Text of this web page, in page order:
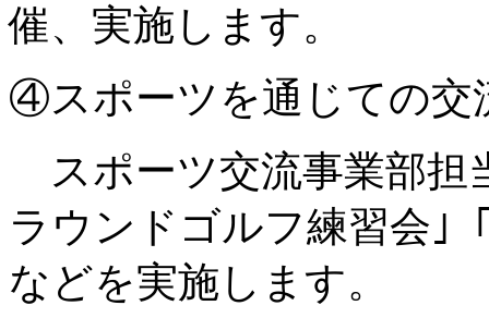
催、実施します。
④スポーツを通じての交
スポーツ交流事業部担
ラウンドゴルフ練習会｣
などを実施します。